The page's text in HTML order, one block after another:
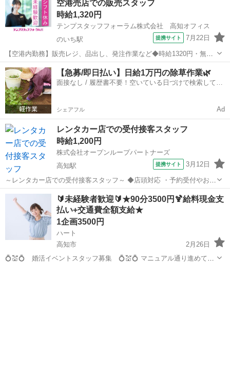
・予約受付やお客様からの問い合わせなどの電話対応 ・来約対応 貸
出 お客様の予約確認や免...
空港売店での販売スタッフ
時給1,320円
テンプスタッフフォーラム株式会社 高知オフィス
のいち駅
提携サイト 7月22日
【空港内勤務】販売レジ、品出し、発注作業など◆時給1320円・無料
Pあり ●香南市方面からも通いやすい立地♪無料駐車場あります！ ●
出社時に焦らない！制服着たまま通勤OK！ ●多くの派遣スタッフが活
躍中の職場です...
高知 南国市 のいち駅 その他
【急募/即日払い】日給1万円の除草作業🌿
面接なし / 履歴書不要！空いている日づけで検索して即
シェアフル Ad
レンタカー店での受付接客スタッフ
時給1,200円
株式会社オープンループパートナーズ
高知駅
提携サイト 3月12日
～レンタカー店での受付接客スタッフ～ ◆店頭対応 ・予約受付やお客
様からの問い合わせなどの電話対応 ・来約対応 貸出 お客様の予約
確認や免許証確認、貸出時の注意事項の説明、契約書の説明、車への
案内等 返却 傷がないか...
高知市 高知駅 その他
🔰未経験者歓迎🔰★90分3500円🍹給料現金支
払い+交通費全額支給★
1企画3500円
ハート
高知市
2月26日
💍💒💍 婚活イベントスタッフ募集 💍💒💍 マニュアル通り進めて頂